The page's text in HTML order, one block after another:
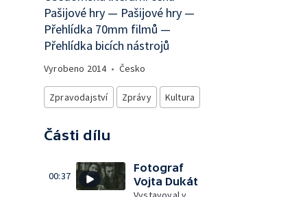
Pašijové hry — Pašijové hry —
Přehlídka 70mm filmů —
Přehlídka bicích nástrojů
Vyrobeno 2014• Česko
Zpravodajství Zprávy Kultura
Části dílu
00:37
Fotograf
Vojta Dukát